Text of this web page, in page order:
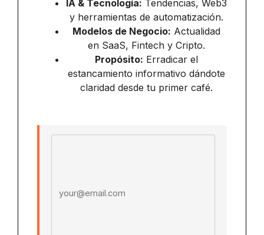
IA & Tecnología: Tendencias, Web3
y herramientas de automatización.
Modelos de Negocio: Actualidad
en SaaS, Fintech y Cripto.
Propósito: Erradicar el
estancamiento informativo dándote
claridad desde tu primer café.